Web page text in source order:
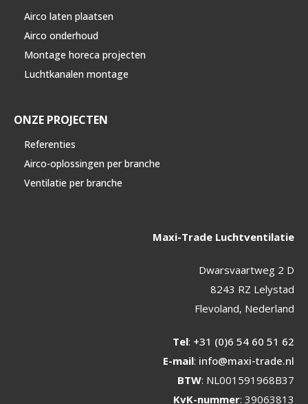
Airco laten plaatsen
Airco onderhoud
Montage horeca projecten
Luchtkanalen montage
ONZE PROJECTEN
Referenties
Airco-oplossingen per branche
Ventilatie per branche
Maxi-Trade Luchtventilatie
Dwarsvaartweg 2 D
8243 RZ Lelystad
Flevoland, Nederland
Tel: +31 (0)6 54 60 51 62
E-mail: info@maxi-trade.nl
BTW: NL001591968B37
KvK-nummer: 39063813